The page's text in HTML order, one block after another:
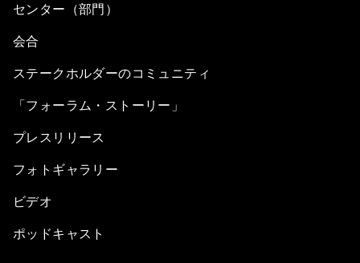
センター（部門）
会合
ステークホルダーのコミュニティ
「フォーラム・ストーリー」
プレスリリース
フォトギャラリー
ビデオ
ポッドキャスト